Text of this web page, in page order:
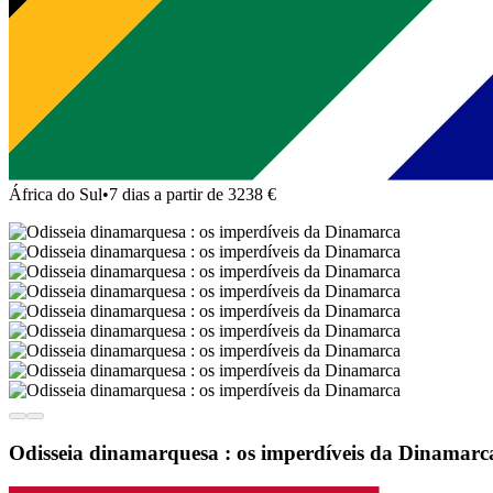
África do Sul•7 dias a partir de 3238 €
Odisseia dinamarquesa : os imperdíveis da